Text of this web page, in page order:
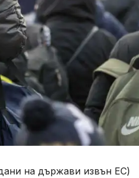
на държави извън ЕС)